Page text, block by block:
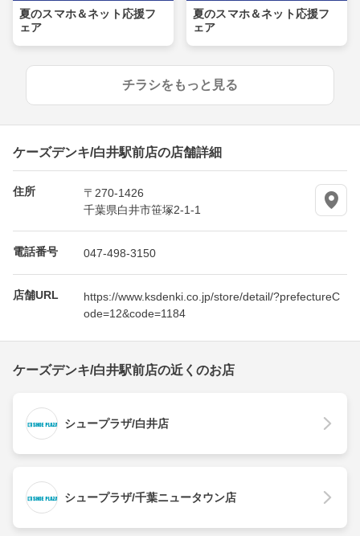
夏のスマホ＆ネット応援フ
ェア
夏のスマホ＆ネット応援フ
ェア
チラシをもっと見る
ケーズデンキ/白井駅前店の店舗詳細
住所
〒270-1426
千葉県白井市笹塚2-1-1
電話番号 047-498-3150
店舗URL
https://www.ksdenki.co.jp/store/detail/?prefectureC
ode=12&code=1184
ケーズデンキ/白井駅前店の近くのお店
シュープラザ/白井店
シュープラザ/千葉ニュータウン店